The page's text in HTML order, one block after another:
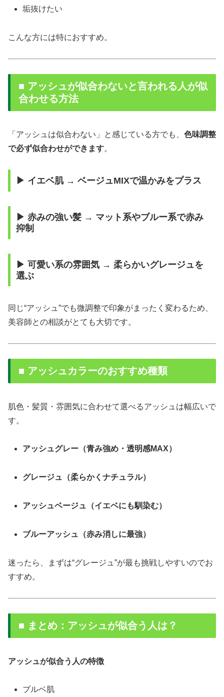
垢抜けたい
こんな方には特におすすめ。
■ アッシュが似合わないと言われる人が似
合わせる方法
「アッシュは似合わない」と感じている方でも、 色味調整
で必ず似合わせができます。
▶ イエベ肌 → ベージュMIXで温かみをプラス
▶ 赤みの強い髪 → マット系やブルー系で赤み
抑制
▶ 可愛い系の雰囲気 → 柔らかいグレージュを
選ぶ
同じ“アッシュ”でも微調整で印象がまったく変わるため、
美容師との相談がとても大切です。
■ アッシュカラーのおすすめ種類
肌色・髪質・雰囲気に合わせて選べるアッシュは幅広いで
す。
アッシュグレー（青み強め・透明感MAX）
グレージュ（柔らかくナチュラル）
アッシュベージュ（イエベにも馴染む）
ブルーアッシュ（赤み消しに最強）
迷ったら、まずは“グレージュ”が最も挑戦しやすいのでお
すすめ。
■ まとめ：アッシュが似合う人は？
アッシュが似合う人の特徴
ブルベ肌